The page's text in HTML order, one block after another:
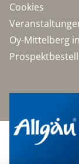
Cookies
Oy-Mittelberg